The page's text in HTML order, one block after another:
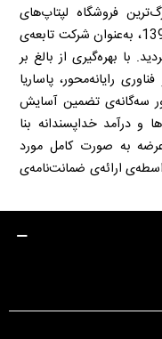
فروشگاه لپتاپ‌های
استوک (غیرآکبند وارداتی) کشور در سال 1399، به‌عنوان شرکت تابعه‌ی
با بهره‌گیری از بالغ بر
رایانه‌محور، پاساریا
سه‌گانه‌ی تضمین آسایش
و درآمد خداپسندانه بنا
به صورت کامل مورد
ارائه‌ی ضمانت‌نامه‌ی